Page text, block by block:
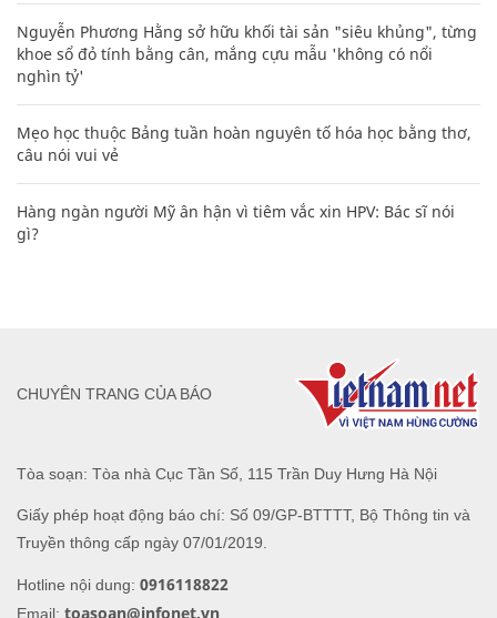
Nguyễn Phương Hằng sở hữu khối tài sản "siêu khủng", từng
khoe sổ đỏ tính bằng cân, mắng cựu mẫu 'không có nổi
nghìn tỷ'
Mẹo học thuộc Bảng tuần hoàn nguyên tố hóa học bằng thơ,
câu nói vui vẻ
Hàng ngàn người Mỹ ân hận vì tiêm vắc xin HPV: Bác sĩ nói
gì?
Tòa soạn: Tòa nhà Cục Tần Số, 115 Trần Duy Hưng Hà Nội
Giấy phép hoạt động báo chí: Số 09/GP-BTTTT, Bộ Thông tin và
Truyền thông cấp ngày 07/01/2019.
Hotline nội dung: 0916118822
Email: toasoan@infonet.vn
CHUYÊN TRANG CỦA BÁO